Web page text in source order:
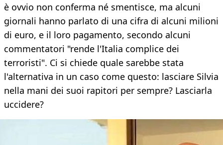
è ovvio non conferma né smentisce, ma alcuni
giornali hanno parlato di una cifra di alcuni milioni
di euro, e il loro pagamento, secondo alcuni
commentatori "rende l'Italia complice dei
terroristi". Ci si chiede quale sarebbe stata
l'alternativa in un caso come questo: lasciare Silvia
nella mani dei suoi rapitori per sempre? Lasciarla
uccidere?